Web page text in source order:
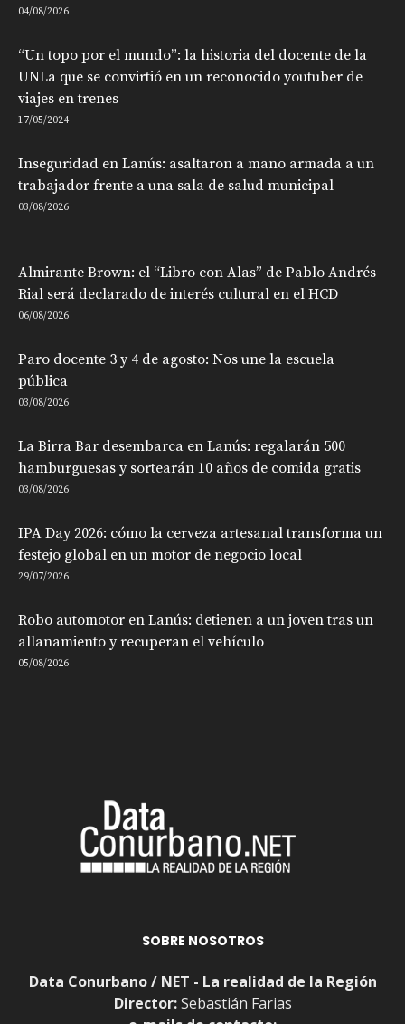
04/08/2026
“Un topo por el mundo”: la historia del docente de la
UNLa que se convirtió en un reconocido youtuber de
viajes en trenes
17/05/2024
Inseguridad en Lanús: asaltaron a mano armada a un
trabajador frente a una sala de salud municipal
03/08/2026
Almirante Brown: el “Libro con Alas” de Pablo Andrés
Rial será declarado de interés cultural en el HCD
06/08/2026
Paro docente 3 y 4 de agosto: Nos une la escuela
pública
03/08/2026
La Birra Bar desembarca en Lanús: regalarán 500
hamburguesas y sortearán 10 años de comida gratis
03/08/2026
IPA Day 2026: cómo la cerveza artesanal transforma un
festejo global en un motor de negocio local
29/07/2026
Robo automotor en Lanús: detienen a un joven tras un
allanamiento y recuperan el vehículo
05/08/2026
SOBRE NOSOTROS
Data Conurbano / NET - La realidad de la Región
Director:Sebastián Farias